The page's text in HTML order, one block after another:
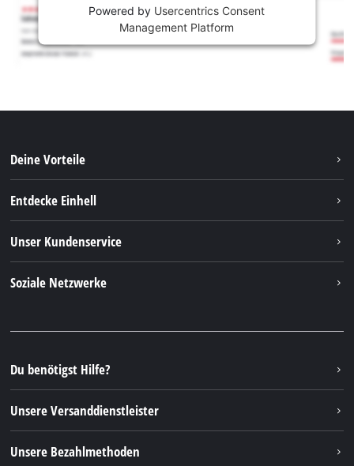
Powered by Usercentrics Consent
Management Platform
Deine Vorteile
Entdecke Einhell
Nachhaltigkeit
Unser Kundenservice
FAQs
Rücksendungen / Widerruf
Verpackungsrichtlinien
Hinweise zur Batterieentsorgung
Soziale Netzwerke
Instagram
TikTok
Pinterest
Linkedin
Du benötigst Hilfe?
Unsere Versanddienstleister
Unsere Bezahlmethoden